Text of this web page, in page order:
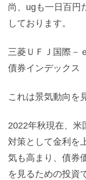
尚、ugも一日百円
しております。
三菱ＵＦＪ国際
債券インデックス
これは景気動向を
2022年秋現在、米
対策として金利を
気も高まり、債券
を見るための投資